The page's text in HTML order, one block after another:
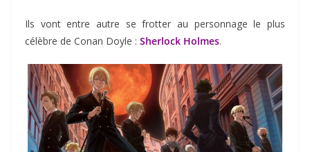
Ils vont entre autre se frotter au personnage le plus
célèbre de Conan Doyle : Sherlock Holmes.